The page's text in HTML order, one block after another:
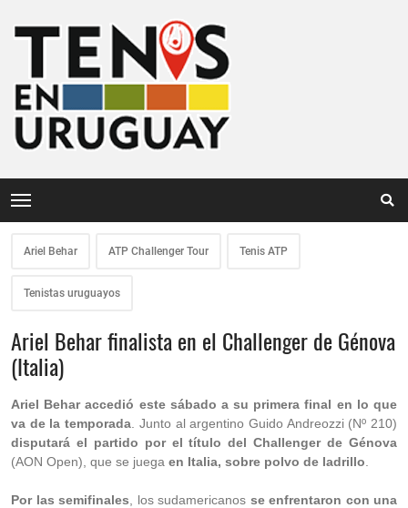
Ariel Behar ATP Challenger Tour Tenis ATP
Tenistas uruguayos
Ariel Behar finalista en el Challenger de Génova
(Italia)
Ariel Behar accedió este sábado a su primera final en lo que
va de la temporada . Junto al argentino Guido Andreozzi (Nº 210)
disputará el partido por el título del Challenger de Génova
(AON Open), que se juega en Italia, sobre polvo de ladrillo
Por las semifinales , los sudamericanos se enfrentaron con una